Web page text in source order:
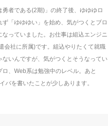
勇者である(2期)」の終了後、ゆゆゆロ
ず「ゆゆゆい」を始め、気がつくとブロ
なっていました。お仕事は組込エンジニ
会社に所属)です。組込やりたくて就職
ないんですが、気がつくとそうなってい
ロ、Web系は勉強中のレベル。あと
バを書いたことが少しあります。